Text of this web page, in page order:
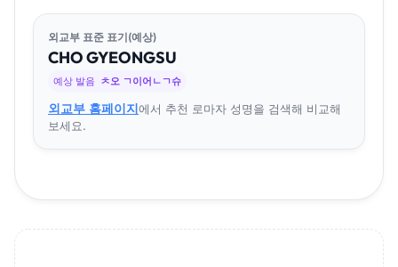
외교부 표준 표기(예상)
CHOGYEONGSU
예상 발음 ㅊ오 ㄱ이어ㄴㄱ슈
외교부 홈페이지에서 추천 로마자 성명을 검색해 비교해
보세요.